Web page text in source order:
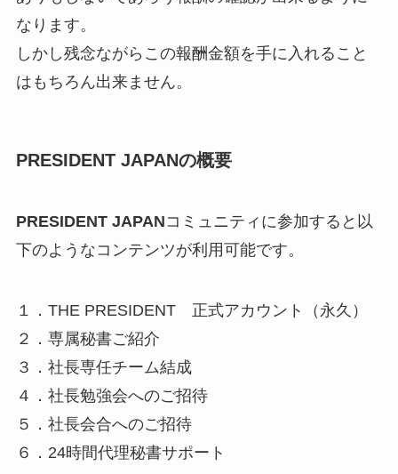
なります。
しかし残念ながらこの報酬金額を手に入れること
はもちろん出来ません。
PRESIDENT JAPANの概要
PRESIDENT JAPANコミュニティに参加すると以
下のようなコンテンツが利用可能です。
１．THE PRESIDENT 正式アカウント（永久）
２．専属秘書ご紹介
３．社長専任チーム結成
４．社長勉強会へのご招待
５．社長会合へのご招待
６．24時間代理秘書サポート